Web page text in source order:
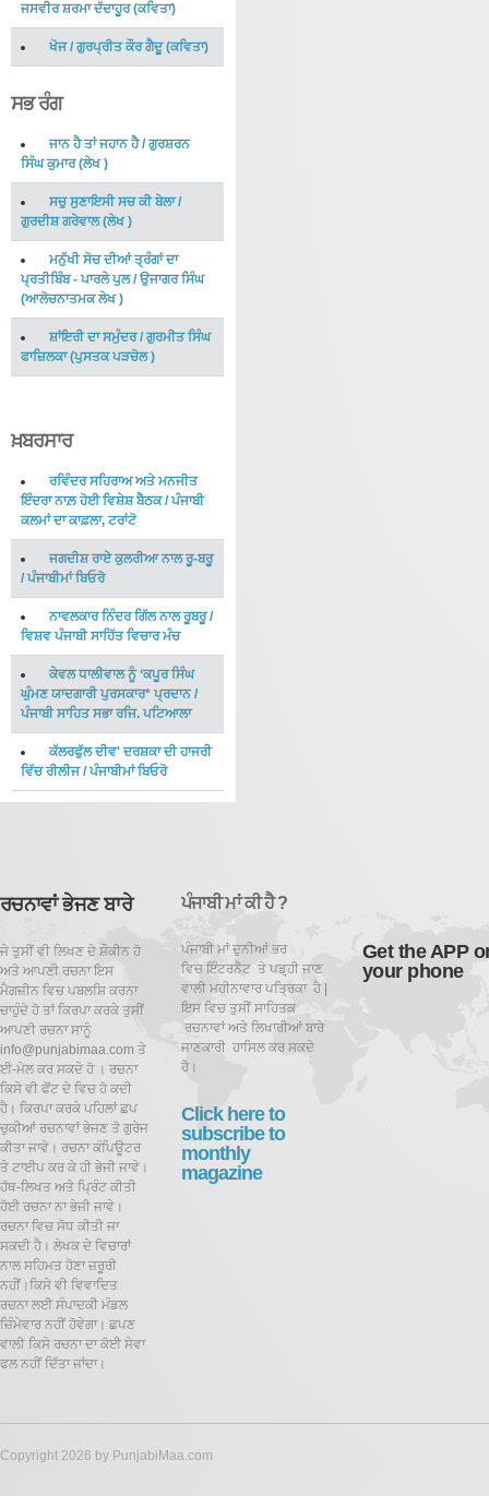
ਜਸਵੀਰ ਸ਼ਰਮਾ ਦੱਦਾਹੂਰ(ਕਵਿਤਾ)
ਖੋਜ/ ਗੁਰਪ੍ਰੀਤ ਕੌਰ ਗੈਦੂ(ਕਵਿਤਾ)
ਸਭ ਰੰਗ
ਜਾਨ ਹੈ ਤਾਂ ਜਹਾਨ ਹੈ/ਗੁਰਸ਼ਰਨ
ਸਿੰਘ ਕੁਮਾਰ(ਲੇਖ)
ਸਚੁ ਸੁਣਾਇਸੀ ਸਚ ਕੀ ਬੇਲਾ/
ਗੁਰਦੀਸ਼ ਗਰੇਵਾਲ(ਲੇਖ)
ਮਨੁੱਖੀ ਸੋਚ ਦੀਆਂ ਤ੍ਰੰਗਾਂ ਦਾ
ਪ੍ਰਤੀਬਿੰਬ - ਪਾਰਲੇ ਪੁਲ/ਉਜਾਗਰ ਸਿੰਘ
(ਆਲੋਚਨਾਤਮਕ ਲੇਖ)
ਸ਼ਾਂਇਰੀ ਦਾ ਸਮੁੰਦਰ/ ਗੁਰਮੀਤ ਸਿੰਘ
ਫਾਜ਼ਿਲਕਾ(ਪੁਸਤਕ ਪੜਚੋਲ)
ਖ਼ਬਰਸਾਰ
ਰਵਿੰਦਰ ਸਹਿਰਾਅ ਅਤੇ ਮਨਜੀਤ
ਇੰਦਰਾ ਨਾਲ਼ ਹੋਈ ਵਿਸ਼ੇਸ਼ ਬੈਠਕ/ਪੰਜਾਬੀ
ਕਲਮਾਂ ਦਾ ਕਾਫ਼ਲਾ, ਟਰਾਂਟੋ
ਜਗਦੀਸ਼ ਰਾਏ ਕੁਲਰੀਆ ਨਾਲ ਰੂ-ਬਰੂ
/ ਪੰਜਾਬੀਮਾਂ ਬਿਓਰੋ
ਨਾਵਲਕਾਰ ਨਿੰਦਰ ਗਿੱਲ ਨਾਲ ਰੂਬਰੂ/
ਵਿਸ਼ਵ ਪੰਜਾਬੀ ਸਾਹਿੱਤ ਵਿਚਾਰ ਮੰਚ
ਕੇਵਲ ਧਾਲੀਵਾਲ ਨੂੰ ‘ਕਪੂਰ ਸਿੰਘ
ਘੁੰਮਣ ਯਾਦਗਾਰੀ ਪੁਰਸਕਾਰ* ਪ੍ਰਦਾਨ/
ਪੰਜਾਬੀ ਸਾਹਿਤ ਸਭਾ ਰਜਿ. ਪਟਿਆਲਾ
ਕੱਲਰਫੁੱਲ ਦੀਵ' ਦਰਸ਼ਕਾ ਦੀ ਹਾਜਰੀ
ਵਿੱਚ ਰੀਲੀਜ/ਪੰਜਾਬੀਮਾਂ ਬਿਓਰੋ
ਰਚਨਾਵਾਂ ਭੇਜਣ ਬਾਰੇ
ਜੇ ਤੁਸੀਂ ਵੀ ਲਿਖਣ ਦੇ ਸ਼ੌਕੀਨ ਹੋ
ਅਤੇ ਆਪਣੀ ਰਚਨਾ ਇਸ
ਮੈਗਜ਼ੀਨ ਵਿਚ ਪਬਲਸ਼ਿ ਕਰਨਾ
ਚਾਹੁੰਦੇ ਹੋ ਤਾਂ ਕਿਰਪਾ ਕਰਕੇ ਤੁਸੀਂ
ਆਪਣੀ ਰਚਨਾ ਸਾਨੂੰ
info@punjabimaa.com ਤੇ
ਈ-ਮੇਲ ਕਰ ਸਕਦੇ ਹੋ । ਰਚਨਾ
ਕਿਸੇ ਵੀ ਫੋਂਟ ਦੇ ਵਿਚ ਹੋ ਕਦੀ
ਹੈ। ਕਿਰਪਾ ਕਰਕੇ ਪਹਿਲਾਂ ਛਪ
ਚੁਕੀਆਂ ਰਚਨਾਵਾਂ ਭੇਜਣ ਤੋ ਗੁਰੇਜ
ਕੀਤਾ ਜਾਵੇ। ਰਚਨਾ ਕੰਪਿਊਟਰ
ਤੇ ਟਾਈਪ ਕਰ ਕੇ ਹੀ ਭੇਜੀ ਜਾਵੇ।
ਹੱਥ-ਲਿਖਤ ਅਤੇ ਪ੍ਰਿੰਟ ਕੀਤੀ
ਹੋਈ ਰਚਨਾ ਨਾ ਭੇਜੀ ਜਾਵੇ।
ਰਚਨਾ ਵਿਚ ਸੋਧ ਕੀਤੀ ਜਾ
ਸਕਦੀ ਹੈ। ਲੇਖਕ ਦੇ ਵਿਚਾਰਾਂ
ਨਾਲ ਸਹਿਮਤ ਹੋਣਾ ਜ਼ਰੂਰੀ
ਨਹੀਂ।ਕਿਸੇ ਵੀ ਵਿਵਾਦਿਤ
ਰਚਨਾ ਲਈ ਸੰਪਾਦਕੀ ਮੰਡਲ
ਜ਼ਿੰਮੇਵਾਰ ਨਹੀਂ ਹੋਵੇਗਾ। ਛਪਣ
ਵਾਲੀ ਕਿਸੇ ਰਚਨਾ ਦਾ ਕੋਈ ਸੇਵਾ
ਫਲ ਨਹੀਂ ਦਿੱਤਾ ਜਾਂਦਾ।
ਪੰਜਾਬੀ ਮਾਂ ਕੀ ਹੈ ?
ਪੰਜਾਬੀ ਮਾਂ ਦੁਨੀਆਂ ਭਰ
ਵਿਚ ਇੰਟਰਨੈਟ ਤੇ ਪਡ਼੍ਹੀ ਜਾਣ
ਵਾਲੀ ਮਹੀਨਾਵਾਰ ਪਤ੍ਰਿਕਾ ਹੈ |
ਇਸ ਵਿਚ ਤੁਸੀਂ ਸਾਹਿਤਕ
ਰਚਨਾਵਾਂ ਅਤੇ ਲਿਖਾਰੀਆਂ ਬਾਰੇ
ਜਾਣਕਾਰੀ ਹਾਸਿਲ ਕਰ ਸਕਦੇ
ਹੋ।
Click here to
subscribe to
monthly
magazine
Get the APP
your phone
Copyright 2026 by PunjabiMaa.com